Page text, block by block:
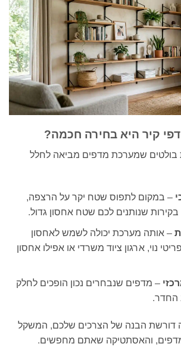
קיר היא בחירה חכמה?
בולטים שמערכת מדפים מביאה לחלל
– במקום לתפוס שטח יקר על הרצפה,
שנותנים לכם שטח אחסון גדול.
– אותה מערכת יכולה לשמש לאחסון
נוי, ארגון ציוד משרדי או אפילו אחסון
– מדפים שנבחרים נכון הופכים לחלק
החדר.
דורשת הבנה של הצרכים שלכם, המשקל
והאסתטיקה שאתם מחפשים.